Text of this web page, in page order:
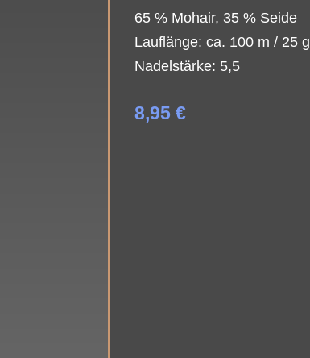
65 % Mohair, 35 % Seide
Lauflänge: ca. 100 m / 25 g
Nadelstärke: 5,5
8,95€